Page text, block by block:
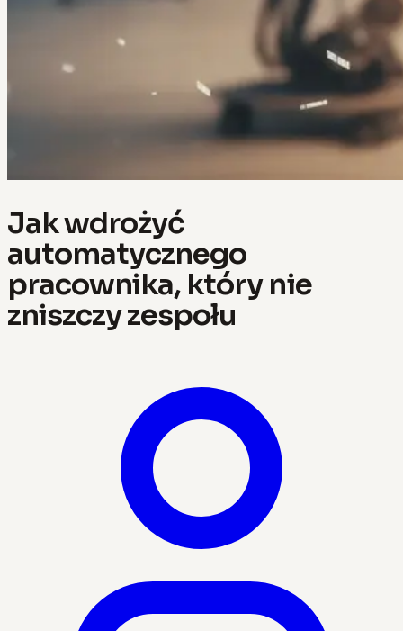
Jak wdrożyć
automatycznego
pracownika, który nie
zniszczy zespołu